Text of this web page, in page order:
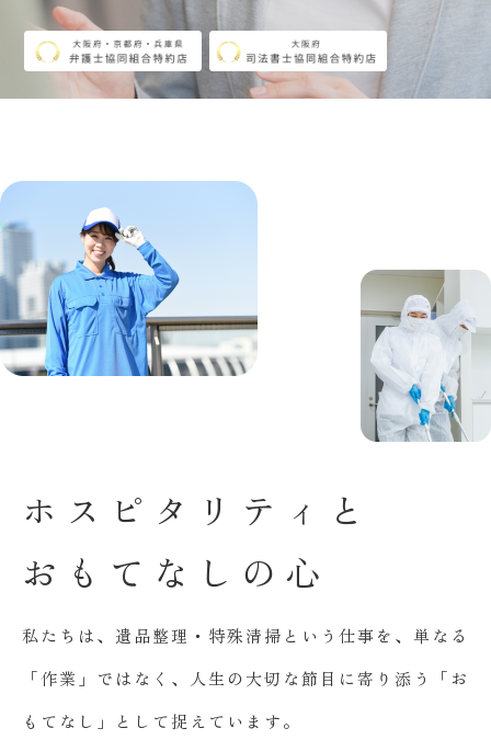
ホ ス ピ タ リ テ ィ と
お も て な し の 心
私たちは、遺品整理・特殊清掃という仕事を、単なる
「作業」ではなく、人生の大切な節目に寄り添う「お
もてなし」として捉えています。